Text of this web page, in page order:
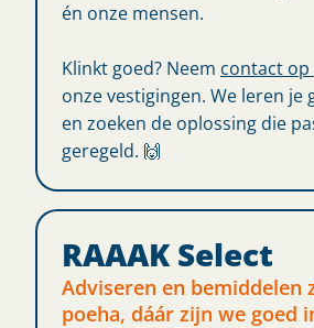
én onze mensen.
Klinkt goed? Neem contact op
onze vestigingen. We leren je
en zoeken de oplossing die
geregeld. 🙌
RAAAK Select
Adviseren en bemiddelen
poeha, dáár zijn we goed